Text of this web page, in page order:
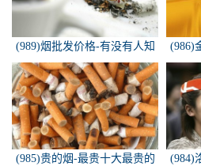
(989)烟批发价格-有没有人知
道，各种香烟批发价？
(986)
(985)贵的烟-最贵十大最贵的
(984)